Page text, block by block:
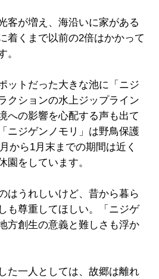
客が増え、海沿いに家がある
着くまで以前の2倍はかかって
。
ットだった大きな池に「ニジ
クションの水上ジップライン
への影響を心配する声も出て
ニジゲンノモリ」は野鳥保護
から1月末までの期間は近く
園をしています。
はうれしいけど、昔から暮ら
も尊重してほしい。「ニジゲ
方創生の意義と難しさも浮か
た一人としては、故郷は離れ